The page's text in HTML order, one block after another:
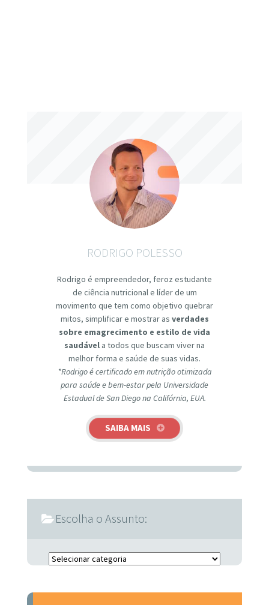
RODRIGO POLESSO
Rodrigo é empreendedor, feroz estudante
de ciência nutricional e líder de um
movimento que tem como objetivo quebrar
mitos, simplificar e mostrar as verdades
sobre emagrecimento e estilo de vida
saudável a todos que buscam viver na
melhor forma e saúde de suas vidas.
*Rodrigo é certificado em nutrição otimizada
para saúde e bem-estar pela Universidade
Estadual de San Diego na Califórnia, EUA.
SAIBA MAIS
Escolha o Assunto:
Escolha o Assunto: